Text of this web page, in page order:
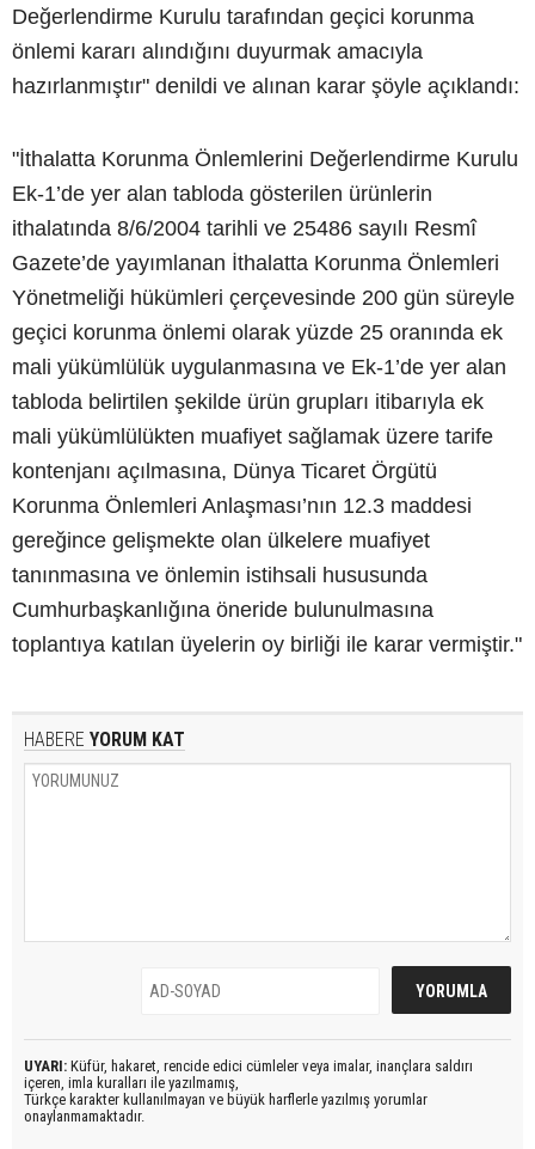
Değerlendirme Kurulu tarafından geçici korunma
önlemi kararı alındığını duyurmak amacıyla
hazırlanmıştır" denildi ve alınan karar şöyle açıklandı:
"İthalatta Korunma Önlemlerini Değerlendirme Kurulu
Ek-1’de yer alan tabloda gösterilen ürünlerin
ithalatında 8/6/2004 tarihli ve 25486 sayılı Resmî
Gazete’de yayımlanan İthalatta Korunma Önlemleri
Yönetmeliği hükümleri çerçevesinde 200 gün süreyle
geçici korunma önlemi olarak yüzde 25 oranında ek
mali yükümlülük uygulanmasına ve Ek-1’de yer alan
tabloda belirtilen şekilde ürün grupları itibarıyla ek
mali yükümlülükten muafiyet sağlamak üzere tarife
kontenjanı açılmasına, Dünya Ticaret Örgütü
Korunma Önlemleri Anlaşması’nın 12.3 maddesi
gereğince gelişmekte olan ülkelere muafiyet
tanınmasına ve önlemin istihsali hususunda
Cumhurbaşkanlığına öneride bulunulmasına
toplantıya katılan üyelerin oy birliği ile karar vermiştir."
HABERE YORUM KAT
UYARI: Küfür, hakaret, rencide edici cümleler veya imalar, inançlara saldırı
içeren, imla kuralları ile yazılmamış,
Türkçe karakter kullanılmayan ve büyük harflerle yazılmış yorumlar
onaylanmamaktadır.